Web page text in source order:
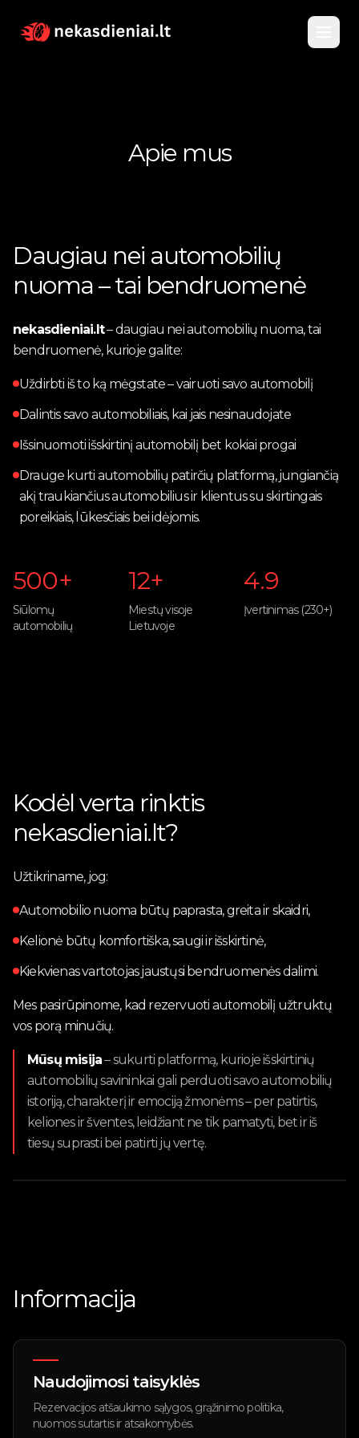
Vandens transportas
Kontaktai
Įsigyk kuponą
🇱🇹 Lietuvių
Prisijungti
Apie mus
Daugiau nei automobilių
nuoma – tai bendruomenė
nekasdieniai.lt– daugiau nei automobilių nuoma, tai
bendruomenė, kurioje galite:
Uždirbti iš to ką mėgstate – vairuoti savo automobilį
Dalintis savo automobiliais, kai jais nesinaudojate
Išsinuomoti išskirtinį automobilį bet kokiai progai
Drauge kurti automobilių patirčių platformą, jungiančią
akį traukiančius automobilius ir klientus su skirtingais
poreikiais, lūkesčiais bei idėjomis.
500+
Siūlomų
automobilių
12+
Miestų visoje
Lietuvoje
4.9
Įvertinimas (230+)
Kodėl verta rinktis
nekasdieniai.lt?
Užtikriname, jog:
Automobilio nuoma būtų paprasta, greita ir skaidri,
Kelionė būtų komfortiška, saugi ir išskirtinė,
Kiekvienas vartotojas jaustųsi bendruomenės dalimi.
Mes pasirūpinome, kad rezervuoti automobilį užtruktų
vos porą minučių.
Mūsų misija– sukurti platformą, kurioje išskirtinių
automobilių savininkai gali perduoti savo automobilių
istoriją, charakterį ir emociją žmonėms – per patirtis,
keliones ir šventes, leidžiant ne tik pamatyti, bet ir iš
tiesų suprasti bei patirti jų vertę.
Informacija
Naudojimosi taisyklės
Rezervacijos atšaukimo sąlygos, grąžinimo politika,
nuomos sutartis ir atsakomybės.